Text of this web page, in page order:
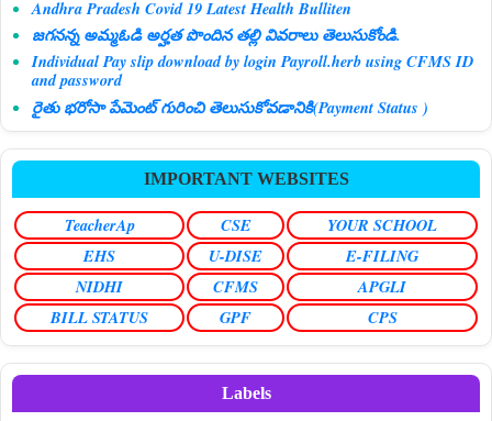
Andhra Pradesh Covid 19 Latest Health Bulliten
జగనన్న అమ్మఓడి అర్హత పొందిన తల్లి వివరాలు తెలుసుకోండి.
Individual Pay slip download by login Payroll.herb using CFMS ID
and password
రైతు భరోసా పేమెంట్ గురించి తెలుసుకోవడానికి(Payment Status )
IMPORTANT WEBSITES
TeacherAp CSE
YOUR SCHOOL
EHS
U-DISE
E-FILING
NIDHI
CFMS
APGLI
BILL STATUS
GPF CPS
Labels